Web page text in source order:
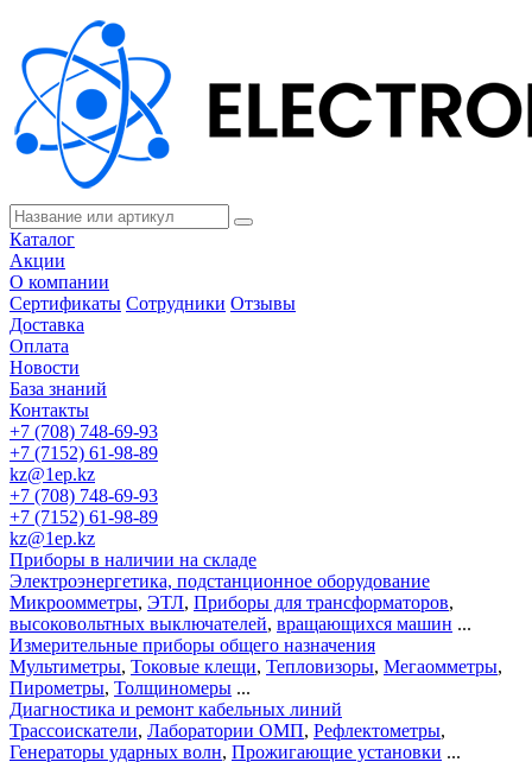
Каталог
Акции
О компании
Сертификаты Сотрудники Отзывы
Доставка
Оплата
Новости
База знаний
Контакты
+7 (708) 748-69-93
+7 (7152) 61-98-89
kz@1ep.kz
+7 (708) 748-69-93
+7 (7152) 61-98-89
kz@1ep.kz
Приборы в наличии на складе
Электроэнергетика, подстанционное оборудование
Микроомметры, ЭТЛ, Приборы для трансформаторов,
высоковольтных выключателей, вращающихся машин ...
Измерительные приборы общего назначения
Мультиметры, Токовые клещи, Тепловизоры, Мегаомметры,
Пирометры, Толщиномеры ...
Диагностика и ремонт кабельных линий
Трассоискатели, Лаборатории ОМП, Рефлектометры,
Генераторы ударных волн, Прожигающие установки ...